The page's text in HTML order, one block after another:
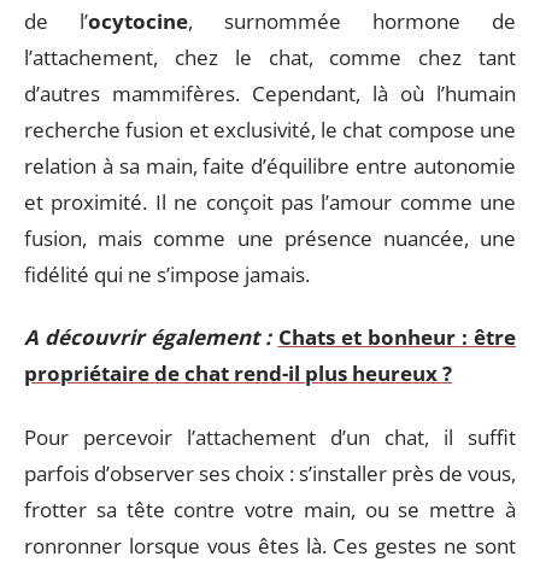
de l’ocytocine, surnommée hormone de
l’attachement, chez le chat, comme chez tant
d’autres mammifères. Cependant, là où l’humain
recherche fusion et exclusivité, le chat compose une
relation à sa main, faite d’équilibre entre autonomie
et proximité. Il ne conçoit pas l’amour comme une
fusion, mais comme une présence nuancée, une
fidélité qui ne s’impose jamais.
A découvrir également : Chats et bonheur : être
propriétaire de chat rend-il plus heureux ?
Pour percevoir l’attachement d’un chat, il suffit
parfois d’observer ses choix : s’installer près de vous,
frotter sa tête contre votre main, ou se mettre à
ronronner lorsque vous êtes là. Ces gestes ne sont